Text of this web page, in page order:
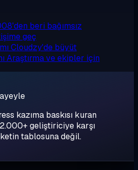
beri bağımsız
geç
Cloudzy'de büyüt
Araştırma ve ekipler için
kazıma baskısı kuran
geliştiriciye karşı
tablosuna değil.